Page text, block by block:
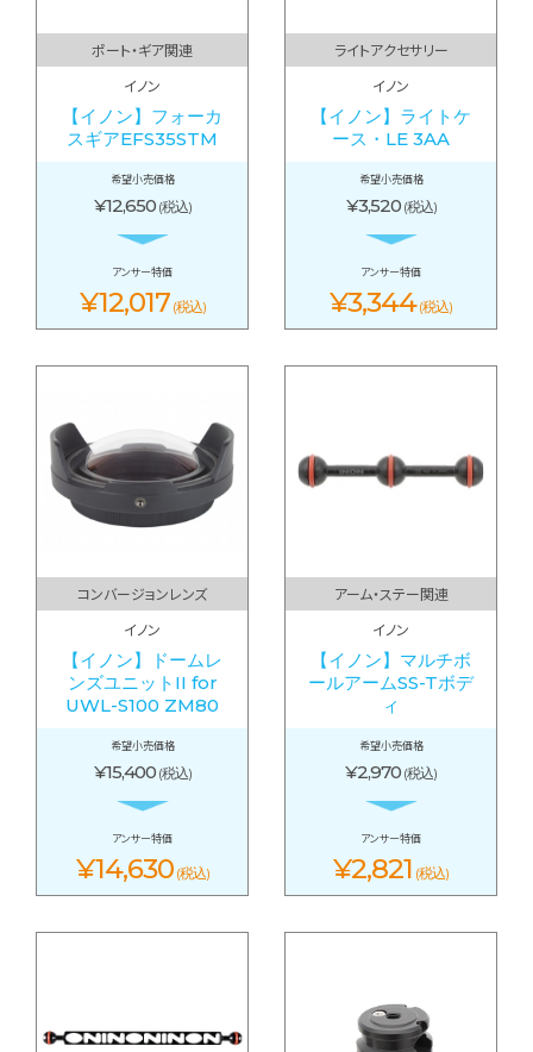
ポート・ギア関連
イノン
【イノン】フォーカ
スギアEFS35STM
希望小売価格
¥12,650 (税込)
アンサー特価
¥12,017 (税込)
ライトアクセサリー
イノン
【イノン】ライトケ
ース・LE 3AA
希望小売価格
¥3,520 (税込)
アンサー特価
¥3,344 (税込)
コンバージョンレンズ
イノン
【イノン】ドームレ
ンズユニットII for
UWL-S100 ZM80
希望小売価格
¥15,400 (税込)
アンサー特価
¥14,630 (税込)
アーム・ステー関連
イノン
【イノン】マルチボ
ールアームSS-Tボデ
ィ
希望小売価格
¥2,970 (税込)
アンサー特価
¥2,821 (税込)